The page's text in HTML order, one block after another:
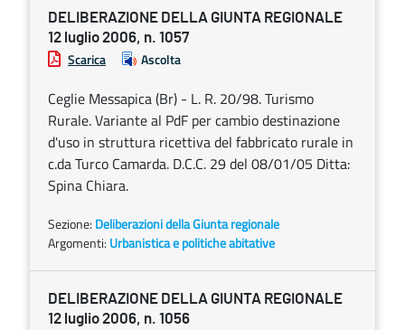
DELIBERAZIONE DELLA GIUNTA REGIONALE
12 luglio 2006, n. 1057
Scarica Ascolta
Ceglie Messapica (Br) - L. R. 20/98. Turismo
Rurale. Variante al PdF per cambio destinazione
d'uso in struttura ricettiva del fabbricato rurale in
c.da Turco Camarda. D.C.C. 29 del 08/01/05 Ditta:
Spina Chiara.
Sezione: Deliberazioni della Giunta regionale
Argomenti: Urbanistica e politiche abitative
DELIBERAZIONE DELLA GIUNTA REGIONALE
12 luglio 2006, n. 1056